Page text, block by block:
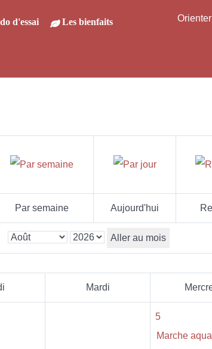
d'essai Les bienfaits
Par semaine Aujourd'hui
Aller au mois
Mardi
5
Marche